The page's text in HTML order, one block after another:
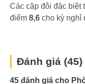
Các cặp đôi đặc
điểm 8,6 cho kỳ nghỉ
Đánh giá (45)
45 đánh giá cho